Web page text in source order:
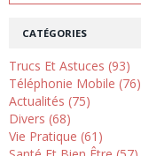
CATÉGORIES
Trucs Et Astuces (93)
Téléphonie Mobile (76)
Actualités (75)
Divers (68)
Vie Pratique (61)